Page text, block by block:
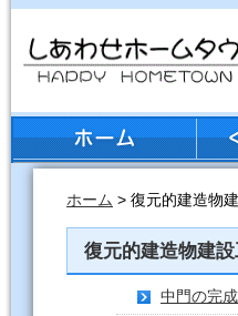
ホーム > 復元的建造物
復元的建造物建設
中門の完成